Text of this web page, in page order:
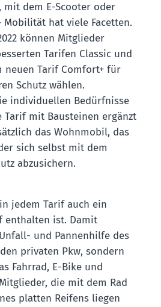
mit dem E-Scooter oder
hat viele Facetten.
können Mitglieder
Tarifen Classic und
neuen Tarif Comfort+ für
Schutz wählen.
individuellen Bedürfnisse
Tarif mit Bausteinen ergänzt
das Wohnmobil, das
sich selbst mit dem
abzusichern.
jedem Tarif auch ein
enthalten ist. Damit
und Pannenhilfe des
privaten Pkw, sondern
Fahrrad, E-Bike und
die mit dem Rad
platten Reifens liegen